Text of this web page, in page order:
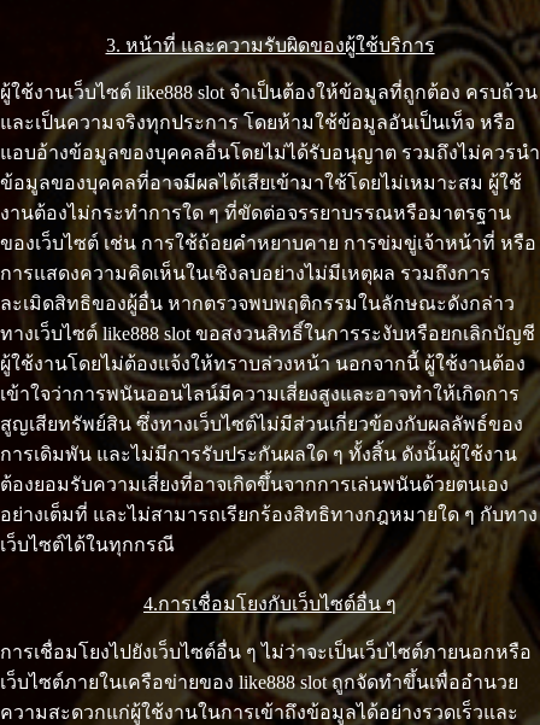
3. หน้าที่ และความรับผิดของผู้ใช้บริการ
ผู้ใช้งานเว็บไซต์ like888 slot จำเป็นต้องให้ข้อมูลที่ถูกต้อง ครบถ้วน
และเป็นความจริงทุกประการ โดยห้ามใช้ข้อมูลอันเป็นเท็จ หรือ
แอบอ้างข้อมูลของบุคคลอื่นโดยไม่ได้รับอนุญาต รวมถึงไม่ควรนำ
ข้อมูลของบุคคลที่อาจมีผลได้เสียเข้ามาใช้โดยไม่เหมาะสม ผู้ใช้
งานต้องไม่กระทำการใด ๆ ที่ขัดต่อจรรยาบรรณหรือมาตรฐาน
ของเว็บไซต์ เช่น การใช้ถ้อยคำหยาบคาย การข่มขู่เจ้าหน้าที่ หรือ
การแสดงความคิดเห็นในเชิงลบอย่างไม่มีเหตุผล รวมถึงการ
ละเมิดสิทธิของผู้อื่น หากตรวจพบพฤติกรรมในลักษณะดังกล่าว
ทางเว็บไซต์ like888 slot ขอสงวนสิทธิ์ในการระงับหรือยกเลิกบัญชี
ผู้ใช้งานโดยไม่ต้องแจ้งให้ทราบล่วงหน้า นอกจากนี้ ผู้ใช้งานต้อง
เข้าใจว่าการพนันออนไลน์มีความเสี่ยงสูงและอาจทำให้เกิดการ
สูญเสียทรัพย์สิน ซึ่งทางเว็บไซต์ไม่มีส่วนเกี่ยวข้องกับผลลัพธ์ของ
การเดิมพัน และไม่มีการรับประกันผลใด ๆ ทั้งสิ้น ดังนั้นผู้ใช้งาน
ต้องยอมรับความเสี่ยงที่อาจเกิดขึ้นจากการเล่นพนันด้วยตนเอง
อย่างเต็มที่ และไม่สามารถเรียกร้องสิทธิทางกฎหมายใด ๆ กับทาง
เว็บไซต์ได้ในทุกกรณี
4.การเชื่อมโยงกับเว็บไซต์อื่น ๆ
การเชื่อมโยงไปยังเว็บไซต์อื่น ๆ ไม่ว่าจะเป็นเว็บไซต์ภายนอกหรือ
เว็บไซต์ภายในเครือข่ายของ like888 slot ถูกจัดทำขึ้นเพื่ออำนวย
ความสะดวกแก่ผู้ใช้งานในการเข้าถึงข้อมูลได้อย่างรวดเร็วและ